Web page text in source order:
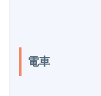
電車